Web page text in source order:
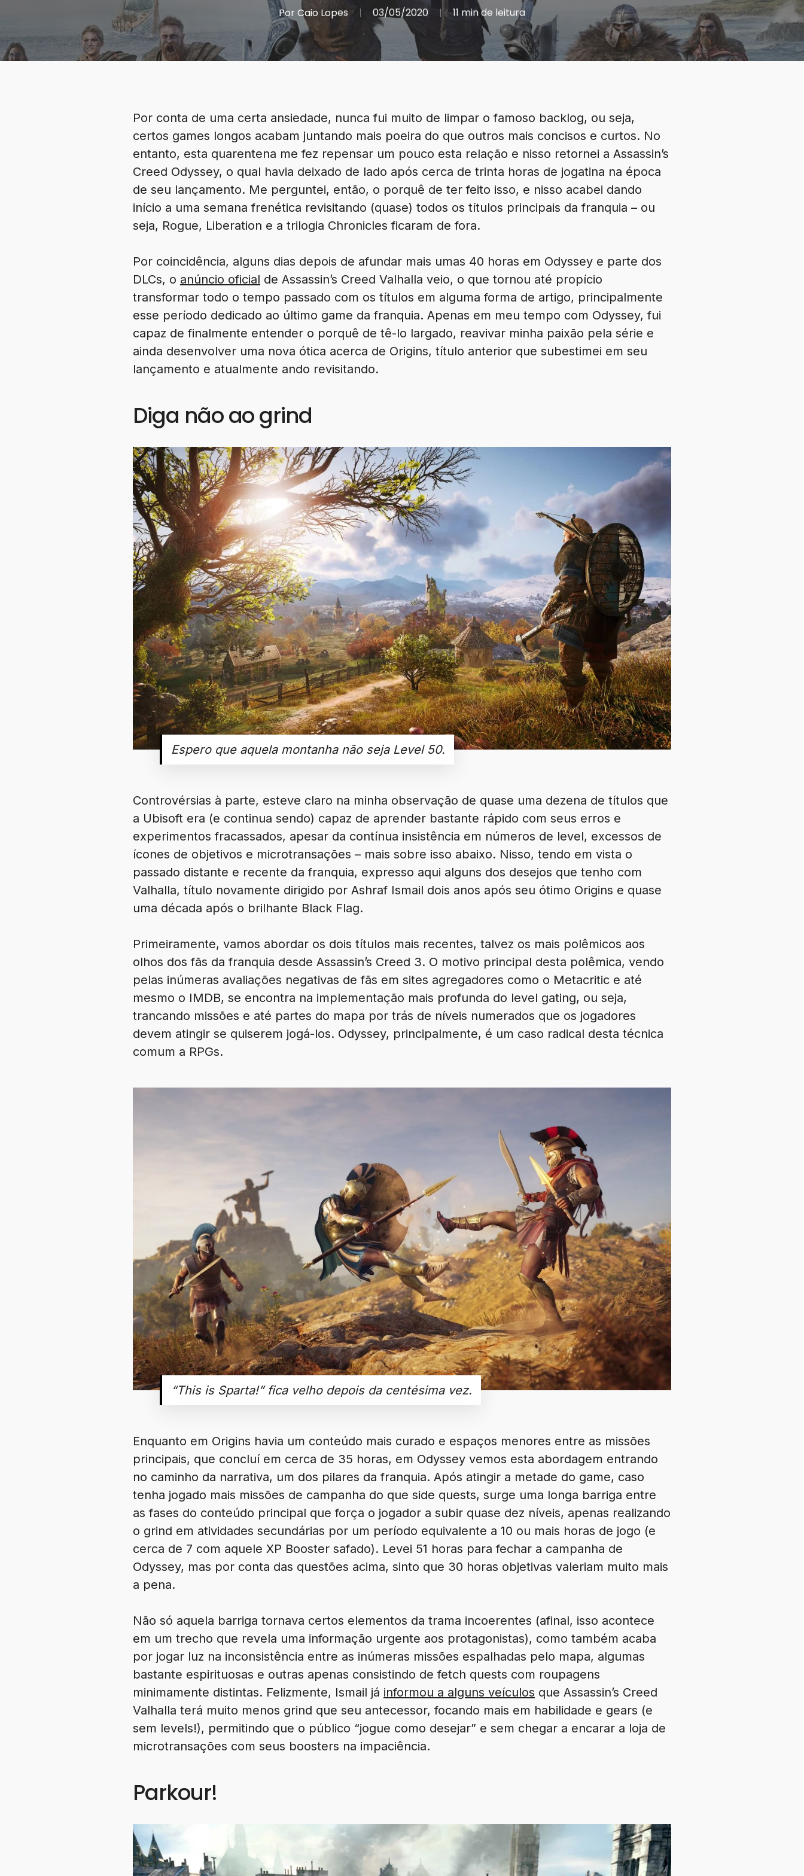
PorCaio Lopes 03/05/2020 11 min de leitura
Por conta de uma certa ansiedade, nunca fui muito de limpar o famoso backlog, ou seja,
certos games longos acabam juntando mais poeira do que outros mais concisos e curtos. No
entanto, esta quarentena me fez repensar um pouco esta relação e nisso retornei a Assassin’s
Creed Odyssey, o qual havia deixado de lado após cerca de trinta horas de jogatina na época
de seu lançamento. Me perguntei, então, o porquê de ter feito isso, e nisso acabei dando
início a uma semana frenética revisitando (quase) todos os títulos principais da franquia – ou
seja, Rogue, Liberation e a trilogia Chronicles ficaram de fora.
Por coincidência, alguns dias depois de afundar mais umas 40 horas em Odyssey e parte dos
DLCs, o anúncio oficial de Assassin’s Creed Valhalla veio, o que tornou até propício
transformar todo o tempo passado com os títulos em alguma forma de artigo, principalmente
esse período dedicado ao último game da franquia. Apenas em meu tempo com Odyssey, fui
capaz de finalmente entender o porquê de tê-lo largado, reavivar minha paixão pela série e
ainda desenvolver uma nova ótica acerca de Origins, título anterior que subestimei em seu
lançamento e atualmente ando revisitando.
Diga não ao grind
Espero que aquela montanha não seja Level 50.
Controvérsias à parte, esteve claro na minha observação de quase uma dezena de títulos que
a Ubisoft era (e continua sendo) capaz de aprender bastante rápido com seus erros e
experimentos fracassados, apesar da contínua insistência em números de level, excessos de
ícones de objetivos e microtransações – mais sobre isso abaixo. Nisso, tendo em vista o
passado distante e recente da franquia, expresso aqui alguns dos desejos que tenho com
Valhalla, título novamente dirigido por Ashraf Ismail dois anos após seu ótimo Origins e quase
uma década após o brilhante Black Flag.
Primeiramente, vamos abordar os dois títulos mais recentes, talvez os mais polêmicos aos
olhos dos fãs da franquia desde Assassin’s Creed 3. O motivo principal desta polêmica, vendo
pelas inúmeras avaliações negativas de fãs em sites agregadores como o Metacritic e até
mesmo o IMDB, se encontra na implementação mais profunda do level gating, ou seja,
trancando missões e até partes do mapa por trás de níveis numerados que os jogadores
devem atingir se quiserem jogá-los. Odyssey, principalmente, é um caso radical desta técnica
comum a RPGs.
“This is Sparta!” fica velho depois da centésima vez.
Enquanto em Origins havia um conteúdo mais curado e espaços menores entre as missões
principais, que concluí em cerca de 35 horas, em Odyssey vemos esta abordagem entrando
no caminho da narrativa, um dos pilares da franquia. Após atingir a metade do game, caso
tenha jogado mais missões de campanha do que side quests, surge uma longa barriga entre
as fases do conteúdo principal que força o jogador a subir quase dez níveis, apenas realizando
o grind em atividades secundárias por um período equivalente a 10 ou mais horas de jogo (e
cerca de 7 com aquele XP Booster safado). Levei 51 horas para fechar a campanha de
Odyssey, mas por conta das questões acima, sinto que 30 horas objetivas valeriam muito mais
a pena.
Não só aquela barriga tornava certos elementos da trama incoerentes (afinal, isso acontece
em um trecho que revela uma informação urgente aos protagonistas), como também acaba
por jogar luz na inconsistência entre as inúmeras missões espalhadas pelo mapa, algumas
bastante espirituosas e outras apenas consistindo de fetch quests com roupagens
minimamente distintas. Felizmente, Ismail já informou a alguns veículos que Assassin’s Creed
Valhalla terá muito menos grind que seu antecessor, focando mais em habilidade e gears (e
sem levels!), permitindo que o público “jogue como desejar” e sem chegar a encarar a loja de
microtransações com seus boosters na impaciência.
Parkour!